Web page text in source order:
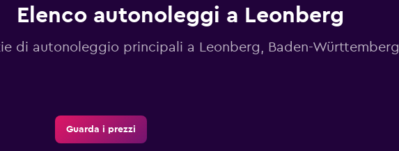
Elenco autonoleggi a Leonberg
di autonoleggio principali a Leonberg, Baden-Württemberg
Guarda i prezzi